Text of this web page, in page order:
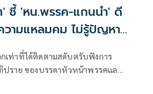
' ชี้ 'หน.พรรค-แกนนำ' ดี
วามแหลมคม ไม่รู้ปัญหา
เท่าที่ได้ติดตามสดับตรับฟังการ
ปราย ของบรรดาหัวหน้าพรรคและ